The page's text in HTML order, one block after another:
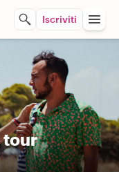
Iscriviti
tour